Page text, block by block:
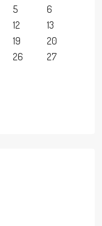
5
6
12
13
19
20
26
27